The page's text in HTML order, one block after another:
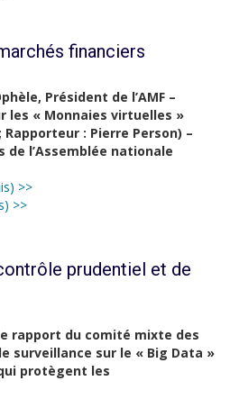
financiers
Président de l’AMF –
les « Monnaies virtuelles »
: Pierre Person) –
de l’Assemblée nationale
>>
>>
prudentiel et de
le rapport du comité mixte des
surveillance sur le « Big Data »
protègent les